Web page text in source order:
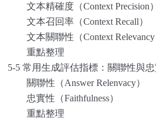
文本精確度（Context Precision）
文本召回率（Context Recall）
文本關聯性（Context Relevancy
重點整理
5-5 常用生成評估指標：關聯性與
關聯性（Answer Relenvacy）
忠實性（Faithfulness）
重點整理